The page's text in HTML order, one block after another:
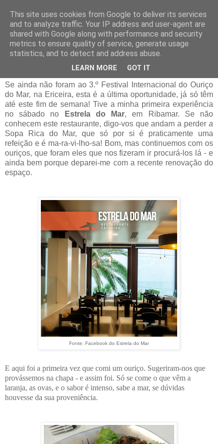
07 abril 2017
Festival do Ouriço na Ericeira # Já fui e
vou voltar!
Se ainda não foram ao 3.º Festival Internacional do Ouriço
do Mar, na Ericeira, esta é a última oportunidade, já só têm
até este fim de semana! Tive a minha primeira experiência
no sábado no
Estrela do Mar, em Ribamar. Se não
conhecem este restaurante, digo-vos que andam a perder a
Sopa Rica do Mar, que só por si é praticamente uma
refeição e é ma-ra-vi-lho-sa! Bom, mas continuemos com os
ouriços, que foram eles que nos fizeram ir procurá-los lá - e
ainda bem porque deparei-me com a recente renovação do
espaço.
Fonte: Facebook do Estrela do Mar
E aqui foi a primeira vez que comi um ouriço. Sugeriram-nos que
provássemos na chapa - e assim foi. Só se come o que vêm a
laranja, as ovas, e o sabor é intenso, sabe a mar, se dúvidas
houvesse da sua proveniência.
This site uses cookies from Google to deliver its services
and to analyze traffic. Your IP address and user-agent are
shared with Google along with performance and security
metrics to ensure quality of service, generate usage
statistics, and to detect and address abuse.
LEARN MORE GOT IT